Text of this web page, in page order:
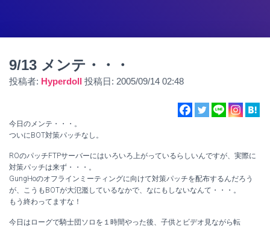
替
9/13 メンテ・・・
投稿者: Hyperdoll 投稿日: 2005/09/14 02:48
今日のメンテ・・・。
ついにBOT対策パッチなし。
ROのパッチFTPサーバーにはいろいろ上がっているらしいんですが、実際に
対策パッチは来ず・・・。
GungHoのオフラインミーティングに向けて対策パッチを配布するんだろう
が、こうもBOTが大氾濫しているなかで、なにもしないなんて・・・。
もう終わってますな！
今日はローグで騎士団ソロを１時間やった後、子供とビデオ見ながら転